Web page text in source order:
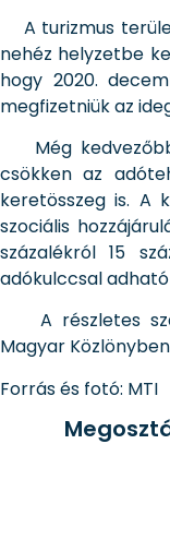
A turizmus
nehéz helyzetbe
hogy 2020.
megfizetniük az
Még kedvezőbb
csökken az
keretösszeg is. A
szociális
százalékról 15
adókulccsal
A részletes
Magyar
Forrás és fotó: MTI